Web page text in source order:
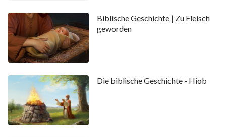
Biblische Geschichte | Zu Fleisch
geworden
Die biblische Geschichte - Hiob